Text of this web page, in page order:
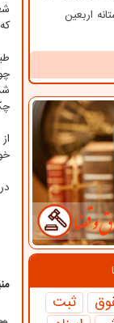
اربعین
ثبت